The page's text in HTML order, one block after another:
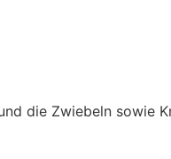
die Zwiebeln sowie